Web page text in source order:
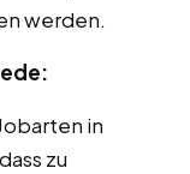
werden.
in
zu